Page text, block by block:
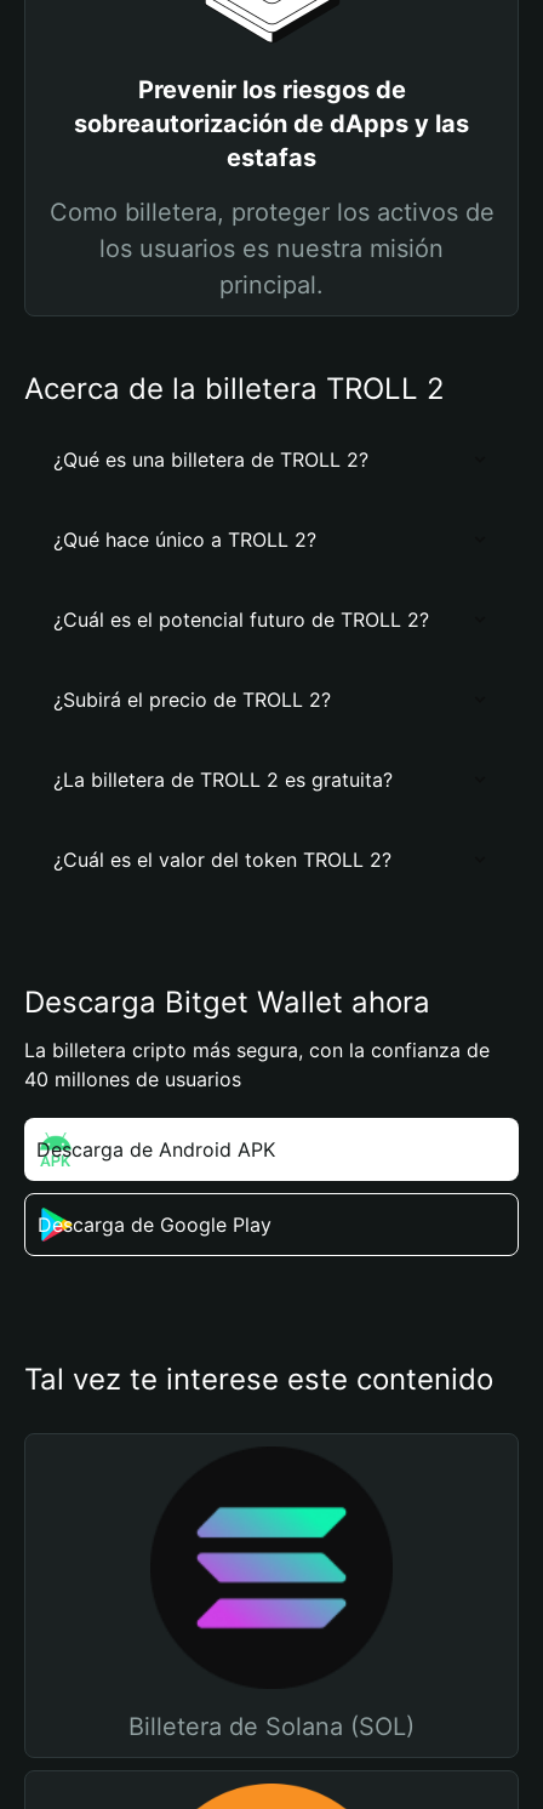
Prevenir los riesgos de
sobreautorización de dApps y las
estafas
Como billetera, proteger los activos de
los usuarios es nuestra misión
principal.
Acerca de la billetera TROLL 2
¿Qué es una billetera de TROLL 2?
¿Qué hace único a TROLL 2?
¿Cuál es el potencial futuro de TROLL 2?
¿Subirá el precio de TROLL 2?
¿La billetera de TROLL 2 es gratuita?
¿Cuál es el valor del token TROLL 2?
Descarga Bitget Wallet ahora
La billetera cripto más segura, con la confianza de
40 millones de usuarios
Descarga de Android APK
Descarga de Google Play
Tal vez te interese este contenido
Billetera de Solana (SOL)